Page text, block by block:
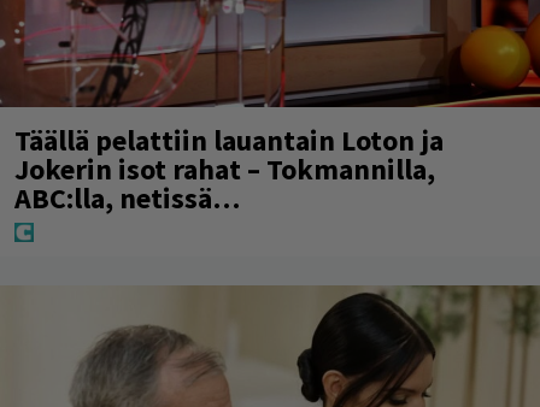
Täällä pelattiin lauantain Loton ja
Jokerin isot rahat – Tokmannilla,
ABC:lla, netissä…